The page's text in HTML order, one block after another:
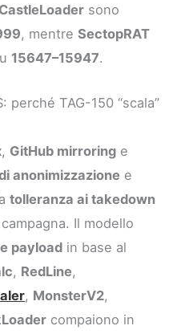
CastleLoader sono
, mentreSectopRAT
15647–15947.
perché TAG-150 “scala”
, GitHub mirroring e
anonimizzazione e
tolleranza ai takedown
Il modello
payload in base al
, RedLine,
, MonsterV2,
compaiono in